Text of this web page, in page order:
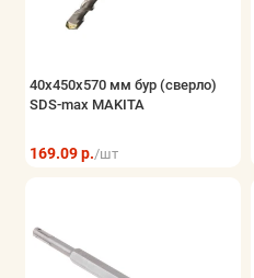
40х450х570 мм бур (сверло)
SDS-max MAKITA
169.09 р./шт